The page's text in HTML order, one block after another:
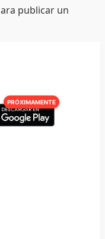
publicar un
PRÓXIMAMENTE